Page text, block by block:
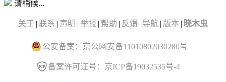
请稍候...
关于 | 联系 | 声明 | 举报 | 帮助 | 反馈 | 导航 | 版本 | 晓木虫
公安备案：京公网安备11010802030280号
备案许可证号：京ICP备19032535号-4